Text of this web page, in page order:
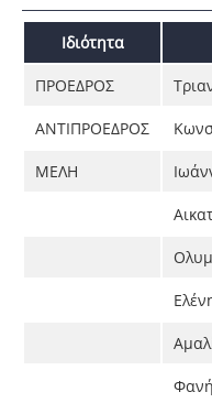
Ιδιότητα
ΠΡΟΕΔΡΟΣ
ΑΝΤΙΠΡΟΕΔΡΟΣ
ΜΕΛΗ